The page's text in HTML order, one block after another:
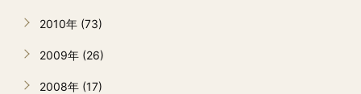
2010年 (73)
2009年 (26)
2008年 (17)